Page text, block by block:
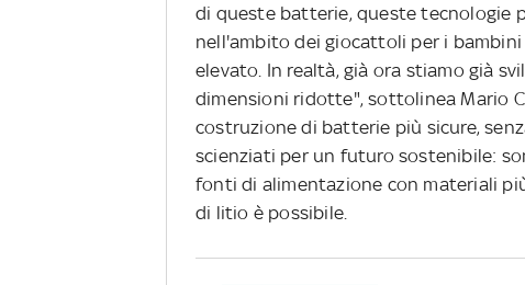
di queste batterie, queste tecnologie
nell'ambito dei giocattoli per i
elevato. In realtà, già ora stiamo già
dimensioni ridotte", sottolinea Mario
costruzione di batterie più sicure,
scienziati per un futuro sostenibile:
fonti di alimentazione con materiali
di litio è possibile.